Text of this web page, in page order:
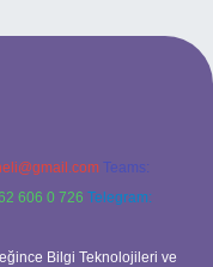
Teams:
606 0 726 Telegram:
Bilgi Teknolojileri ve